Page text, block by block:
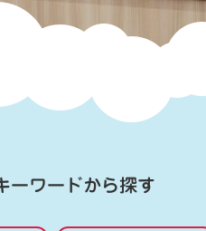
ーワードから探す